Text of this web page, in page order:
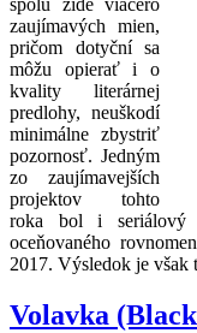
spolu zíde viacero
zaujímavých mien,
pričom dotyční sa
môžu opierať i o
kvality literárnej
predlohy, neuškodí
minimálne zbystriť
pozornosť. Jedným
zo zaujímavejších
projektov tohto
roka bol i seriálový
oceňovaného
2017. Výsledok je však
Volavka